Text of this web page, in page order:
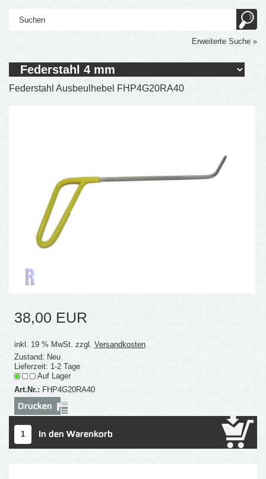
Erweiterte Suche »
Federstahl Ausbeulhebel FHP4G20RA40
38,00 EUR
inkl. 19 % MwSt. zzgl. Versandkosten
Zustand: Neu
Lieferzeit: 1-2 Tage
Auf Lager
Art.Nr.: FHP4G20RA40